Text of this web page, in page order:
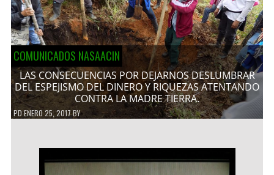
COMUNICADOS NASAACIN
LAS CONSECUENCIAS POR DEJARNOS DESLUMBRAR
DEL ESPEJISMO DEL DINERO Y RIQUEZAS ATENTANDO
CONTRA LA MADRE TIERRA.
PDENERO 25, 2017BY